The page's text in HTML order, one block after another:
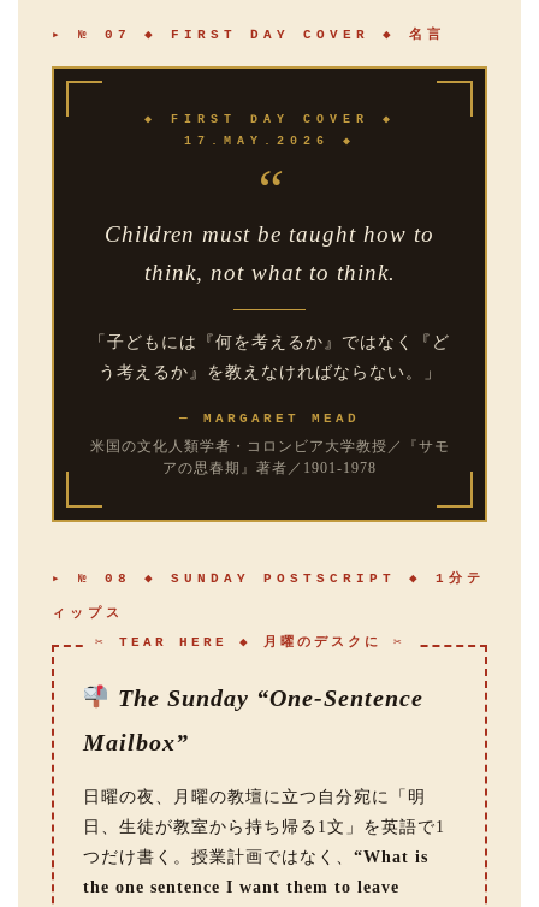
▸ № 07 ◆ FIRST DAY COVER ◆ 名言
◆ FIRST DAY COVER ◆
17.MAY.2026 ◆
“
Children must be taught how to
think, not what to think.
「子どもには『何を考えるか』ではなく『ど
う考えるか』を教えなければならない。」
— MARGARET MEAD
米国の文化人類学者・コロンビア大学教授／『サモ
アの思春期』著者／1901-1978
▸ № 08 ◆ SUNDAY POSTSCRIPT ◆ 1分テ
ィップス
✂ TEAR HERE ◆ 月曜のデスクに ✂
The Sunday “One-Sentence
Mailbox”
日曜の夜、月曜の教壇に立つ自分宛に「明
日、生徒が教室から持ち帰る1文」を英語で1
つだけ書く。授業計画ではなく、 “What is
the one sentence I want them to leave